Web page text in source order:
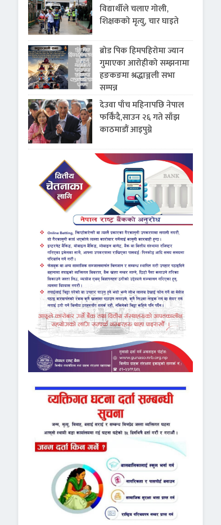
विद्यार्थीले चलाए गोली,
शिक्षकको मृत्यु, चार घाइते
ब्रोड पिक हिमपहिरोमा ज्यान
गुमाएका आरोहीको सम्झनामा
हङकङमा श्रद्धाञ्जली सभा
सम्पन्न
देउवा पाँच महिनापछि नेपाल
फर्किँदै,साउन २६ गते साँझ
काठमाडौं आइपुग्ने